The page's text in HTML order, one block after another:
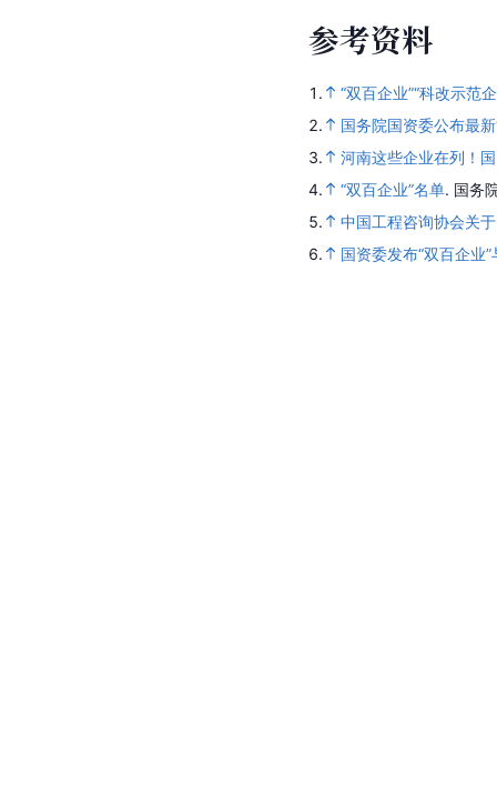
参考资料
1.
“双百企业”“科改示范
2.
国务院国资委公布最
3.
河南这些企业在列！
4.
“双百企业”名单. 国务
5.
中国工程咨询协会关
6.
国资委发布“双百企业